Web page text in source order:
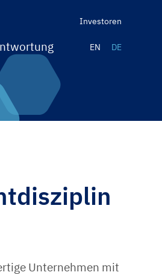
EN DE
Investoren
Unternehmen mit